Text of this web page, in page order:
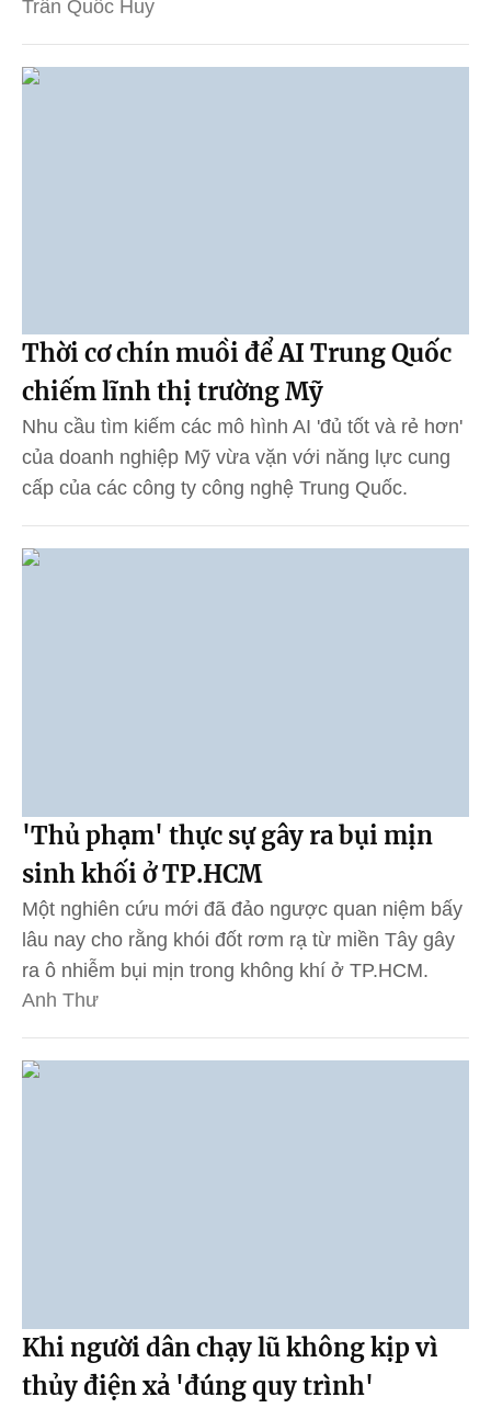
Trần Quốc Huy
Thời cơ chín muồi để AI Trung Quốc
chiếm lĩnh thị trường Mỹ
Nhu cầu tìm kiếm các mô hình AI 'đủ tốt và rẻ hơn'
của doanh nghiệp Mỹ vừa vặn với năng lực cung
cấp của các công ty công nghệ Trung Quốc.
'Thủ phạm' thực sự gây ra bụi mịn
sinh khối ở TP.HCM
Một nghiên cứu mới đã đảo ngược quan niệm bấy
lâu nay cho rằng khói đốt rơm rạ từ miền Tây gây
ra ô nhiễm bụi mịn trong không khí ở TP.HCM.
Anh Thư
Khi người dân chạy lũ không kịp vì
thủy điện xả 'đúng quy trình'